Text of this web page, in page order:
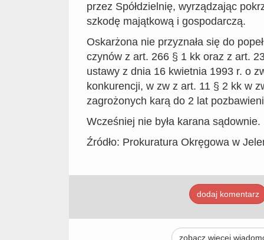
przez Spółdzielnię, wyrządzając
szkodę majątkową i gospodarczą.
Oskarżona nie przyznała się do
czynów z art. 266 § 1 kk oraz z art.
ustawy z dnia 16 kwietnia 1993 r. o
konkurencji, w zw z art. 11 § 2 kk w
zagrożonych karą do 2 lat
Wcześniej nie była karana sądownie.
Źródło: Prokuratura Okręgowa w
dodaj komentarz
zobacz więcej